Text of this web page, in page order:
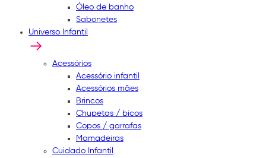
Óleo de banho
Sabonetes
Universo Infantil
Acessórios
Acessório infantil
Acessórios mães
Brincos
Chupetas / bicos
Copos / garrafas
Mamadeiras
Cuidado Infantil